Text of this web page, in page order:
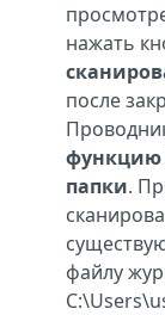
нажать
после
функцию
папки.
файлу